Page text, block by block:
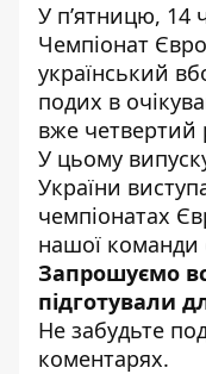
У п’ятницю, 14
Чемпіонат
український
подих в
вже четвертий
У цьому
України
чемпіонатах
нашої команди
Запрошуємо
підготували
Не забудьте
коментарях.